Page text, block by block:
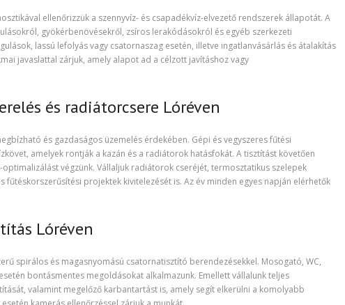
ellenőrizzük a szennyvíz- és csapadékvíz-elvezető rendszerek állapotát. A
gyökérbenövésekről, zsíros lerakódásokról és egyéb szerkezeti
lassú lefolyás vagy csatornaszag esetén, illetve ingatlanvásárlás és átalakítás
javaslattal zárjuk, amely alapot ad a célzott javításhoz vagy
és radiátorcsere Lóréven
és gazdaságos üzemelés érdekében. Gépi és vegyszeres fűtési
amelyek rontják a kazán és a radiátorok hatásfokát. A tisztítást követően
végzünk. Vállaljuk radiátorok cseréjét, termosztatikus szelepek
projektek kivitelezését is. Az év minden egyes napján elérhetők
Lóréven
spirálos és magasnyomású csatornatisztító berendezésekkel. Mosogató, WC,
bontásmentes megoldásokat alkalmazunk. Emellett vállalunk teljes
valamint megelőző karbantartást is, amely segít elkerülni a komolyabb